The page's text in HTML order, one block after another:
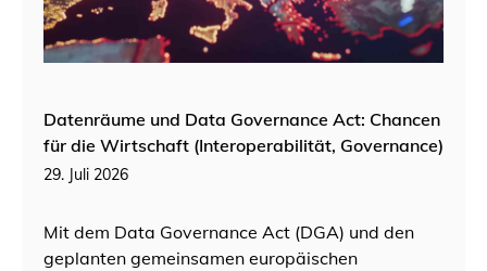
Datenräume und Data Governance Act: Chancen
für die Wirtschaft (Interoperabilität, Governance)
29. Juli 2026
Mit dem Data Governance Act (DGA) und den
geplanten gemeinsamen europäischen